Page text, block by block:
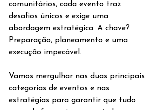
comunitários, cada evento traz
desafios únicos e exige uma
abordagem estratégica. A chave?
Preparação, planeamento e uma
execução impecável.
Vamos mergulhar nas duas principais
categorias de eventos e nas
estratégias para garantir que tudo